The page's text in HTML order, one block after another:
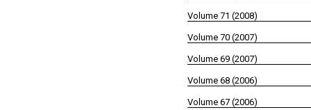
Volume 71 (2008)
Volume 70 (2007)
Volume 69 (2007)
Volume 68 (2006)
Volume 67 (2006)